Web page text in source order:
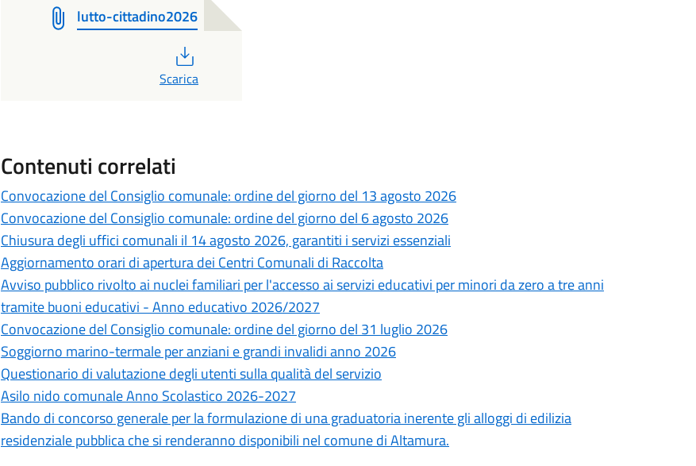
lutto-cittadino2026
Scarica
Contenuti correlati
Convocazione del Consiglio comunale: ordine del giorno del 13 agosto 2026
Convocazione del Consiglio comunale: ordine del giorno del 6 agosto 2026
Chiusura degli uffici comunali il 14 agosto 2026, garantiti i servizi essenziali
Aggiornamento orari di apertura dei Centri Comunali di Raccolta
Avviso pubblico rivolto ai nuclei familiari per l'accesso ai servizi educativi per minori da zero a tre anni
tramite buoni educativi - Anno educativo 2026/2027
Convocazione del Consiglio comunale: ordine del giorno del 31 luglio 2026
Soggiorno marino-termale per anziani e grandi invalidi anno 2026
Questionario di valutazione degli utenti sulla qualità del servizio
Asilo nido comunale Anno Scolastico 2026-2027
Bando di concorso generale per la formulazione di una graduatoria inerente gli alloggi di edilizia
residenziale pubblica che si renderanno disponibili nel comune di Altamura.